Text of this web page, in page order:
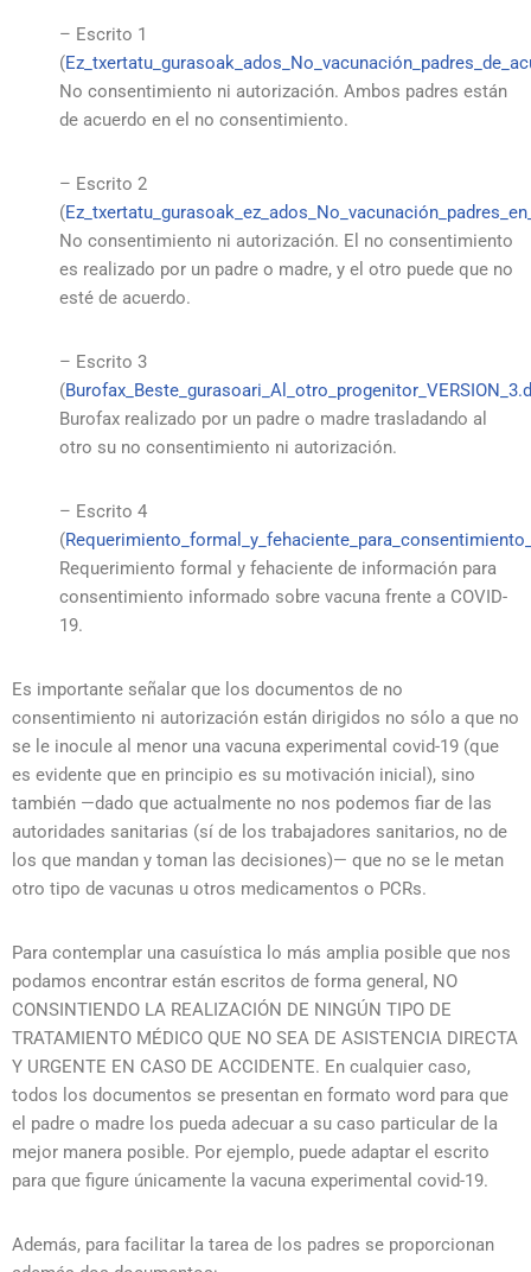
– Escrito 1
(
No consentimiento ni autorización. Ambos padres están
de acuerdo en el no consentimiento.
– Escrito 2
(
No consentimiento ni autorización. El no consentimiento
es realizado por un padre o madre, y el otro puede que no
esté de acuerdo.
– Escrito 3
(
Burofax realizado por un padre o madre trasladando al
otro su no consentimiento ni autorización.
– Escrito 4
(
Requerimiento formal y fehaciente de información para
consentimiento informado sobre vacuna frente a COVID-
19.
Es importante señalar que los documentos de no
consentimiento ni autorización están dirigidos no sólo a que no
se le inocule al menor una vacuna experimental covid-19 (que
es evidente que en principio es su motivación inicial), sino
también —dado que actualmente no nos podemos fiar de las
autoridades sanitarias (sí de los trabajadores sanitarios, no de
los que mandan y toman las decisiones)— que no se le metan
otro tipo de vacunas u otros medicamentos o PCRs.
Para contemplar una casuística lo más amplia posible que nos
podamos encontrar están escritos de forma general, NO
CONSINTIENDO LA REALIZACIÓN DE NINGÚN TIPO DE
TRATAMIENTO MÉDICO QUE NO SEA DE ASISTENCIA DIRECTA
Y URGENTE EN CASO DE ACCIDENTE. En cualquier caso,
todos los documentos se presentan en formato word para que
el padre o madre los pueda adecuar a su caso particular de la
mejor manera posible. Por ejemplo, puede adaptar el escrito
para que figure únicamente la vacuna experimental covid-19.
Además, para facilitar la tarea de los padres se proporcionan